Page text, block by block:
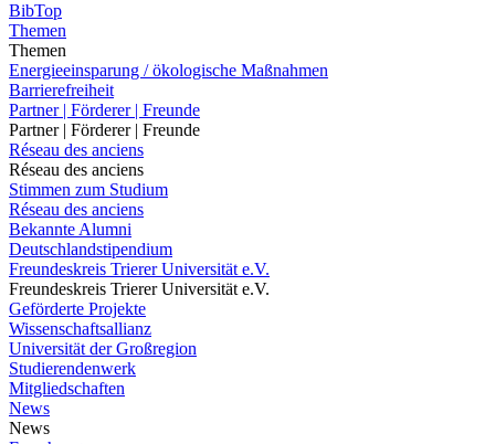
BibTop
Themen
Themen
Energieeinsparung / ökologische Maßnahmen
Barrierefreiheit
Partner | Förderer | Freunde
Partner | Förderer | Freunde
Réseau des anciens
Réseau des anciens
Stimmen zum Studium
Réseau des anciens
Bekannte Alumni
Deutschlandstipendium
Freundeskreis Trierer Universität e.V.
Freundeskreis Trierer Universität e.V.
Geförderte Projekte
Wissenschaftsallianz
Universität der Großregion
Studierendenwerk
Mitgliedschaften
News
News